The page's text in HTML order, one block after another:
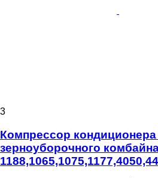
3
Компрессор кондиционера
зерноуборочного